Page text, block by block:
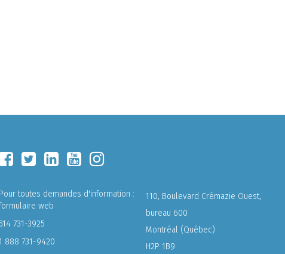
Pour toutes demandes d'information :
web
731-3925
888 731-9420
110, Boulevard Crémazie Ouest,
bureau 600
Montréal (Québec)
H2P 1B9